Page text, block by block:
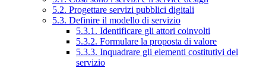
5.2. Progettare servizi pubblici digitali
5.3. Definire il modello di servizio
5.3.1. Identificare gli attori coinvolti
5.3.2. Formulare la proposta di valore
5.3.3. Inquadrare gli elementi costitutivi del
servizio